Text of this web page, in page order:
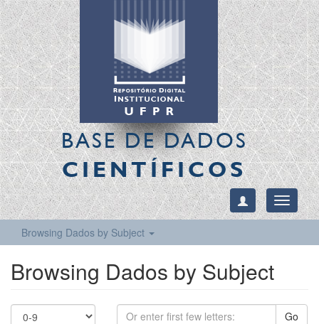
BASE DE DADOS
CIENTÍFICOS
Toggle
Browsing Dados by Subject
Browsing Dados by Subject
Go